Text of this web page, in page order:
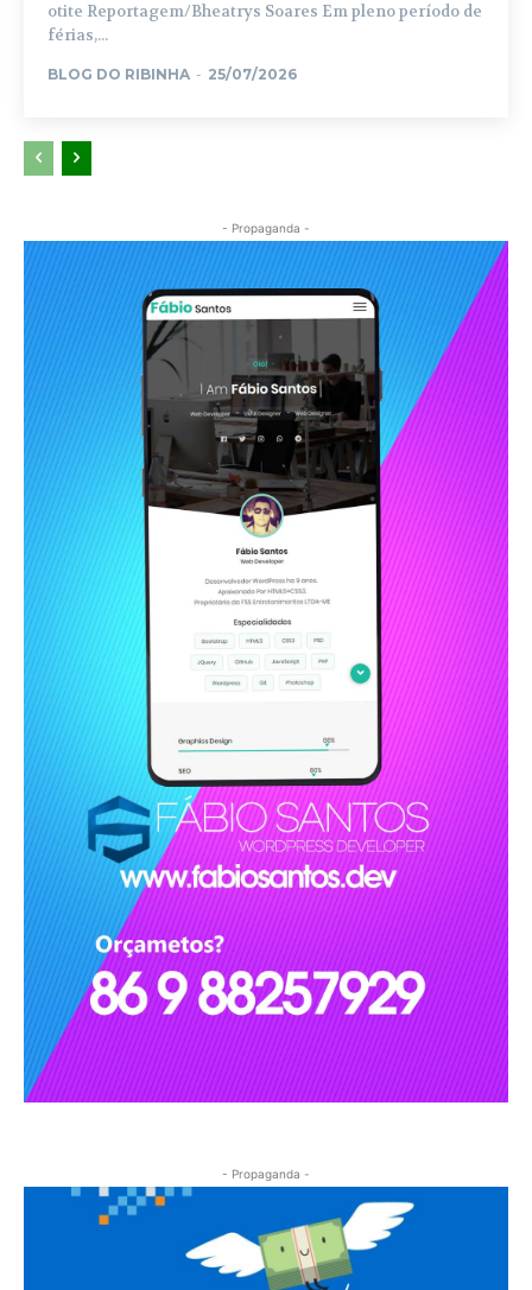
otite Reportagem/Bheatrys Soares Em pleno período de
férias,...
BLOG DO RIBINHA - 25/07/2026
- Propaganda -
- Propaganda -